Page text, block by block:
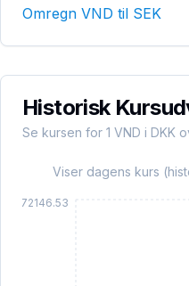
Omregn VND til SEK
Historisk
Se kursen for 1 VND i DKK
Viser dagens kurs
172146.53